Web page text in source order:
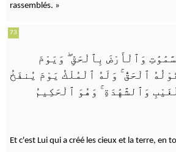
rassemblés. »
73
وَٱلْأَرْضَ بِٱلْحَقِّۖ وَيَوْمَ
ٱلْحَقُّۚ وَلَهُ ٱلْمُلْكُ يَوْمَ يُنفَخُ
وَٱلشَّهَٰدَةِۚ وَهُوَ ٱلْحَكِيمُ
Et c'est Lui qui a créé les cieux et la terre, en